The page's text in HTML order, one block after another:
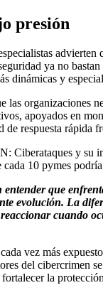
presión
advierten
ya no
dinámicas y
las organizaciones
apoyados en
de respuesta rápida
Ciberataques y su
10 pymes
entender que
evolución. La
cuando
vez más
del cibercrimen
la